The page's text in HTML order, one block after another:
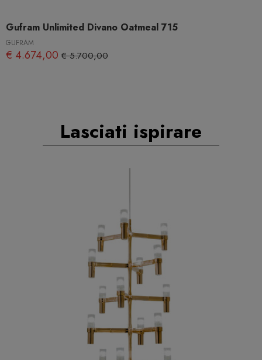
Gufram Unlimited Divano Oatmeal 715
GUFRAM
€ 4.674,00 € 5.700,00
Lasciati ispirare